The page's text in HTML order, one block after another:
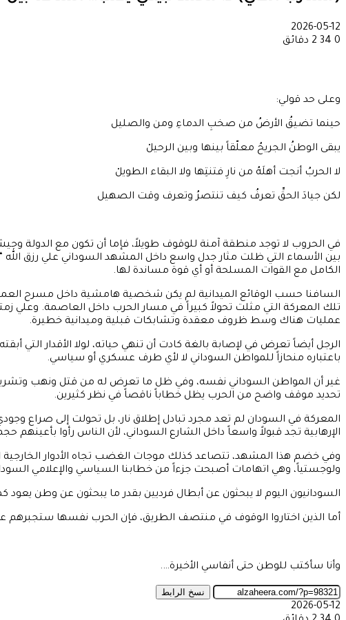
2026-05-12
0
2 دقائق
وعلى حد قولي:
حينما تضيقُ الأرضُ من صخبِ الدماءِ ومن والصليل
يبقى الوطنُ الجريحُ معلّقاً بينها وبين الرحيلْ
لا الحربُ أنجت أهلَهُ من نارِ فتنتِها ولا البقاء الطويلْ
لكن جيادَ الحقِّ تعرفُ كيف تنتصرُ وتعرف وقت الصهيل
في الحروب لا توجد منطقة آمنة للوقوف طويلاً، فإما أن تكون مع
بين الأسماء التي ظلت مثار جدل واسع داخل المشهد السوداني علي رزق
الكامل مع القوات المسلحة أو أي قوة مساندة لها.
السافنا حسب الوقائع الميدانية لم يكن شخصية هامشية داخل مسرح
تلك المعركة التي مثلت تحولاً كبيراً في مسار الحرب داخل العاصمة. وعلي
عمليات هناك وسط ظروف معقدة وتشابكات قبلية وميدانية خطيرة.
الرجل أيضاً تعرض في لإصابة بالغة كادت أن تنهي حياته، لولا الأقدار التي
باعتباره منحازاً للمواطن السوداني لا لأي طرف عسكري أو سياسي.
غير أن المواطن السوداني نفسه، وفي ظل ما تعرض له من قتل ونهب
تحديد موقف واضح من الحرب يظل خطاباً ناقصاً في نظر كثيرين.
المعركة في السودان لم تعد مجرد تبادل إطلاق نار، بل تحولت إلى صراع
الإرهابية تجد قبولاً واسعاً داخل الشارع السوداني، لأن الناس رأوا بأعينهم
وفي خضم هذا المشهد، تتصاعد كذلك موجات الغضب تجاه الأدوار الخارجية
ولوجستياً، وهي اتهامات أصبحت جزءاً من خطابنا السياسي والإعلامي
السودانيون اليوم لا يبحثون عن أبطال فرديين بقدر ما يبحثون عن وطن يعود
أما الذين اختاروا الوقوف في منتصف الطريق، فإن الحرب نفسها ستجبرهم
وأنا سأكتب للوطن حتى أنفاسي الأخيرة….
نسخ الرابط
2026-05-12